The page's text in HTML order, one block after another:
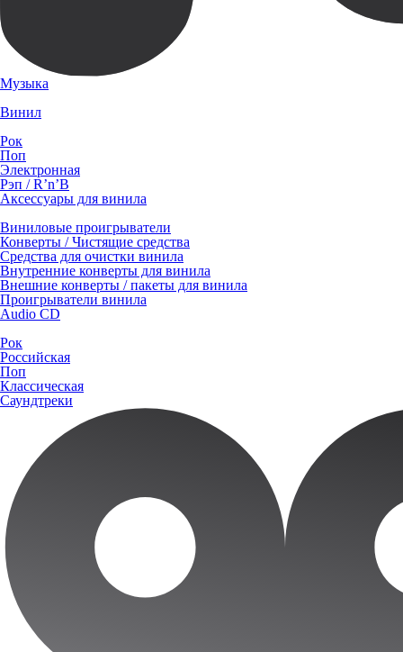
Музыка
Винил
Рок
Поп
Электронная
Рэп / R’n’B
Аксессуары для винила
Виниловые проигрыватели
Конверты / Чистящие средства
Средства для очистки винила
Внутренние конверты для винила
Внешние конверты / пакеты для винила
Проигрыватели винила
Audio CD
Рок
Российская
Поп
Классическая
Саундтреки